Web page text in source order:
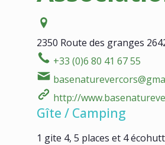
2350 Route des granges
+33 (0)6 80 41 67 55
http://
Gîte / Camping
1 gite 4, 5 places et 4